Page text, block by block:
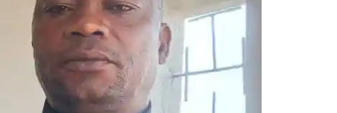
tête
de
Kibali
exigée